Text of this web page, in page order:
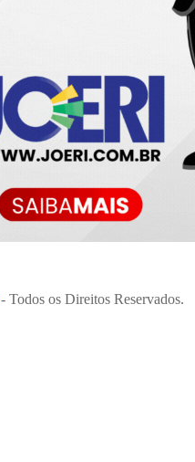
- Todos os Direitos Reservados.